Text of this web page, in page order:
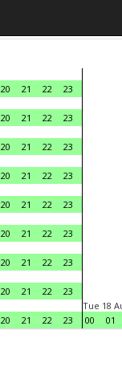
20 21 22
23
20 21 22
23
20 21 22
23
20 21 22
23
20 21 22
23
20 21 22
23
20 21 22
23
20 21 22
23
20 21 22 23
Tue 18
00
01